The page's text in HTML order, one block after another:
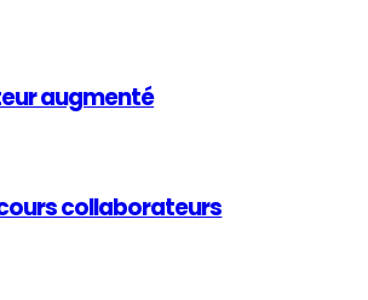
augmenté
collaborateurs